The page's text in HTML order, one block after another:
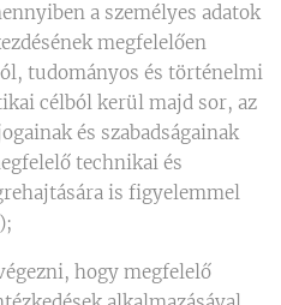
a személyes adatok
megfelelően
tudományos és történelmi
célból kerül majd sor, az
és szabadságainak
technikai és
is figyelemmel
hogy megfelelő